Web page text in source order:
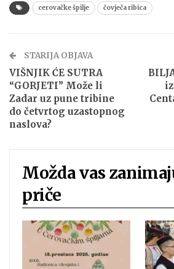
cerovačke špilje čovječa ribica
STARIJA OBJAVA
VIŠNJIK ĆE SUTRA
“GORJETI” Može li
Zadar uz pune tribine
do četvrtog uzastopnog
naslova?
Možda vas
priče